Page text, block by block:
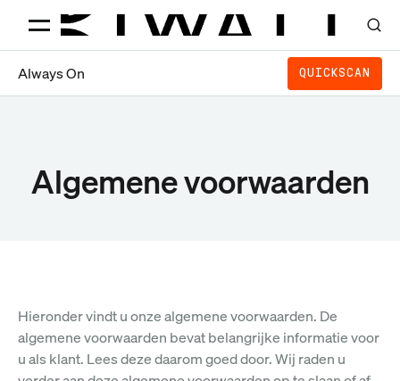
Always On QUICKSCAN
Algemene voorwaarden
Hieronder vindt u onze algemene voorwaarden. De
algemene voorwaarden bevat belangrijke informatie voor
u als klant. Lees deze daarom goed door. Wij raden u